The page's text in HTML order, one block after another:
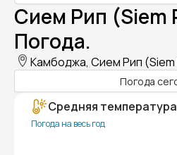
Сием Рип (Siem
Погода.
Камбоджа, Сием Рип (Siem
Погода
Средняя
Погода на весь год